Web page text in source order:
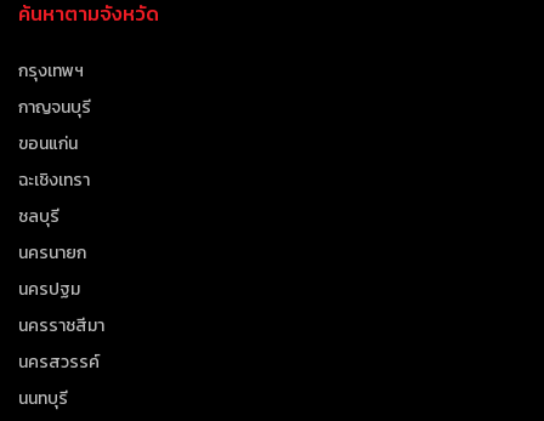
ค้นหาตามจังหวัด
กรุงเทพฯ
กาญจนบุรี
ขอนแก่น
ฉะเชิงเทรา
ชลบุรี
นครนายก
นครปฐม
นครราชสีมา
นครสวรรค์
นนทบุรี